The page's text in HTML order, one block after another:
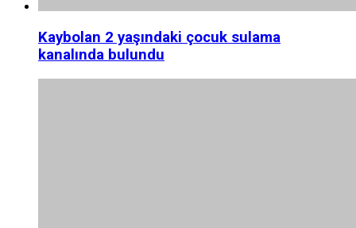
Kaybolan 2 yaşındaki çocuk sulama
kanalında bulundu